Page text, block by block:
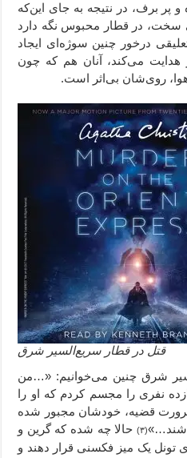
پر برف، در نتیجه به جای این‌که
سخت، در قطار محبوس نگه دارد
درخور چنین سوژه‌ای ایجاد
هدایت می‌کند، آنان هم که چون
روی‌شان بی‌اثر است.
قتل در قطار سریع‌السیر شرق
شرق چنین می‌خوانیم: «…من
نفری را مجسم کردم که او را
قضیه، خودشان مجبور شده
(۳)
حالا چه شده که گرین و
تونل یک میز فکسنی قرار دهند و